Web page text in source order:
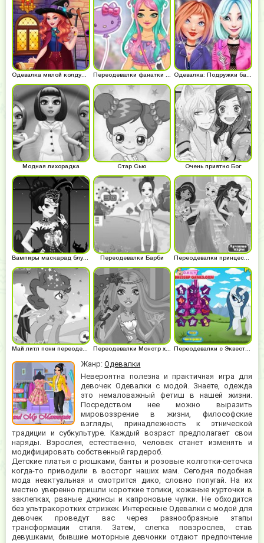
Жанр:Одевалки
Невероятна полезна и практичная игра для
девочек Одевалки с модой. Знаете, одежда
это немаловажный фетиш в нашей жизни.
Посредством нее можно выразить
мировоззрение в жизни, философские
взгляды, принадлежность к этнической
традиции и субкультуре. Каждый возраст предполагает свои
наряды. Взрослея, естественно, человек станет изменять и
модифицировать собственный гардероб.
Детские платья с рюшками, банты и розовые колготки-сеточка
когда-то приводили в восторг наших мам. Сегодня подобная
мода неактуальная и смотрится дико, словно попугай. На их
местно уверенно пришли короткие топики, кожаные курточки в
заклепках, рваные джинсы и капроновые чулки. Не обходится
без ультракоротких стрижек. Интересные Одевалки с модой для
девочек проведут вас через разнообразные этапы
трансформации стиля. Затем, слегка повзрослев, став
девушками, бывшие моторные девчонки отдают предпочтение
Одевалка милой колдуньи Переодевалки фанатки аниме Одевалка: Подружки байкеров
Модная лихорадка Стар Сью Очень приятно Бог
Переодевалки Барби
Май литл пони переодевалки Переодевалки Монстр хай Переодевалки с Эквестрия герлз